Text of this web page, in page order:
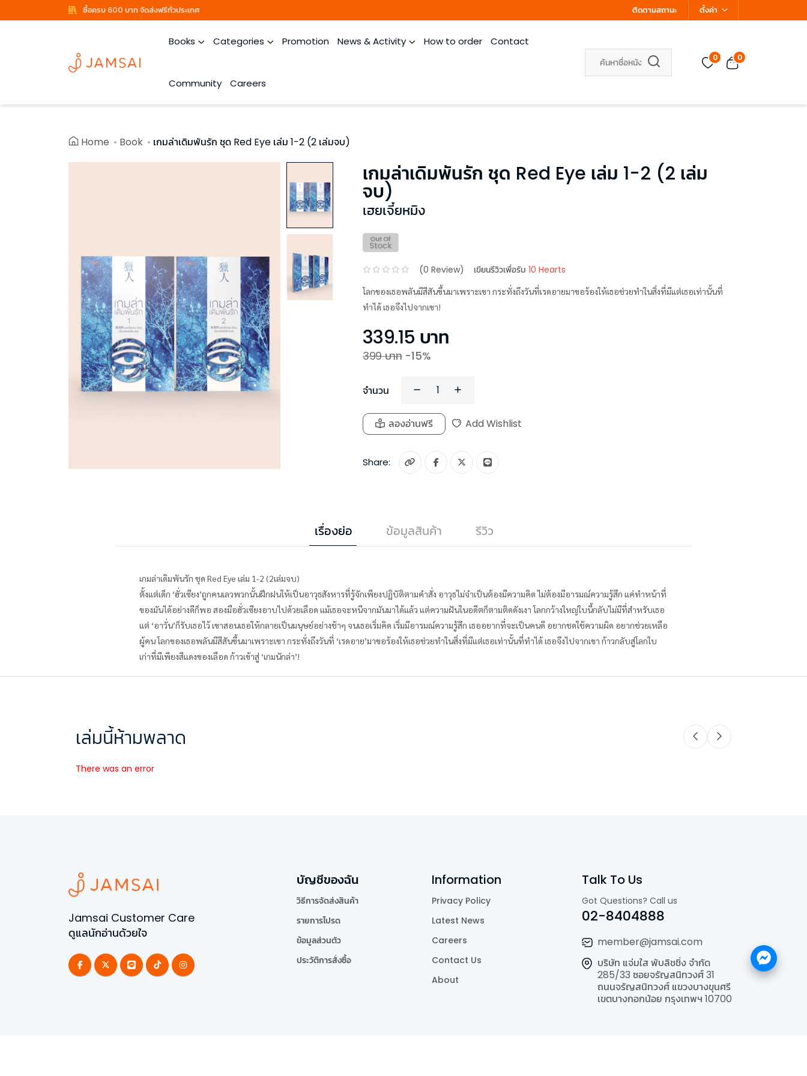
ซื้อครบ 600 บาท จัดส่งฟรีทั่วประเทศ ติดตามสถานะ ตั้งค่า
Books Categories Promotion News & Activity How to order Contact
Community Careers
0 0
Home Book เกมล่าเดิมพันรัก ชุด Red Eye เล่ม 1-2 (2 เล่มจบ)
เกมล่าเดิมพันรัก ชุด Red Eye เล่ม 1-2 (2 เล่ม
จบ)
เฮยเจี๋ยหมิง
(0 Review) เขียนรีวิวเพื่อรับ 10 Hearts
โลกของเธอพลันมีสีสันขึ้นมาเพราะเขา กระทั่งถึงวันที่เรดอายมาขอร้องให้เธอช่วยทำในสิ่งที่มีแต่เธอเท่านั้นที่
ทำได้ เธอจึงไปจากเขา!
339.15 บาท
399บาท -15%
จำนวน
ลองอ่านฟรี Add Wishlist
Share:
เรื่องย่อ ข้อมูลสินค้า รีวิว
เกมล่าเดิมพันรัก ชุด Red Eye เล่ม 1-2 (2เล่มจบ)
ตั้งแต่เด็ก ‘ฮั่วเซียง’ถูกคนเลวพวกนั้นฝึกฝนให้เป็นอาวุธสังหารที่รู้จักเพียงปฏิบัติตามคำสั่ง อาวุธไม่จำเป็นต้องมีความคิด ไม่ต้องมีอารมณ์ความรู้สึก แค่ทำหน้าที่
ของมันได้อย่างดีก็พอ สองมือฮั่วเซียงอาบไปด้วยเลือด แม้เธอจะหนีจากมันมาได้แล้ว แต่ความฝันในอดีตก็ตามติดดังเงา โลกกว้างใหญ่ใบนี้กลับไม่มีที่สำหรับเธอ
แต่ ‘อาวั่น’ก็รับเธอไว้ เขาสอนเธอให้กลายเป็นมนุษย์อย่างช้าๆ จนเธอเริ่มคิด เริ่มมีอารมณ์ความรู้สึก เธออยากที่จะเป็นคนดี อยากชดใช้ความผิด อยากช่วยเหลือ
ผู้คน โลกของเธอพลันมีสีสันขึ้นมาเพราะเขา กระทั่งถึงวันที่ ‘เรดอาย’มาขอร้องให้เธอช่วยทำในสิ่งที่มีแต่เธอเท่านั้นที่ทำได้ เธอจึงไปจากเขา ก้าวกลับสู่โลกใบ
เก่าที่มีเพียงสีแดงของเลือด ก้าวเข้าสู่ ‘เกมนักล่า’!
เล่มนี้ห้ามพลาด
There was an error
Jamsai Customer Care
ดูแลนักอ่านด้วยใจ
บัญชีของฉัน
วิธีการจัดส่งสินค้า
รายการโปรด
ข้อมูลส่วนตัว
ประวัติการสั่งซื้อ
Information
Privacy Policy
Latest News
Careers
Contact Us
About
Talk To Us
Got Questions? Call us
02-8404888
member@jamsai.com
บริษัท แจ่มใส พับลิชชิ่ง จำกัด
285/33 ซอยจรัญสนิทวงศ์ 31
ถนนจรัญสนิทวงศ์ แขวงบางขุนศรี
เขตบางกอกน้อย กรุงเทพฯ 10700